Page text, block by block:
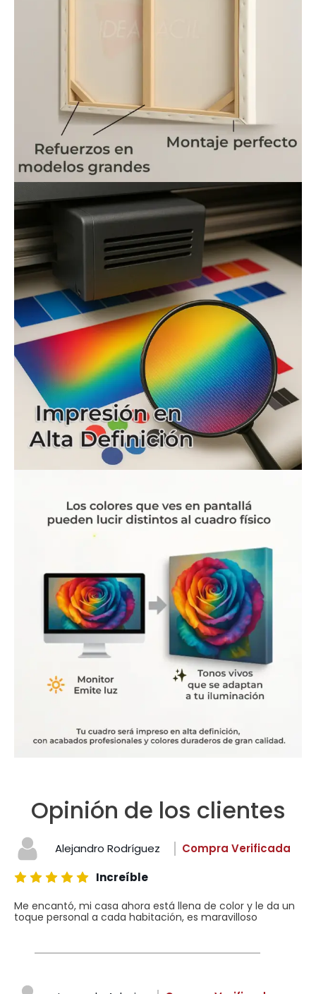
Opinión de los clientes
Alejandro Rodríguez
Compra Verificada
Increíble
Me encantó, mi casa ahora está llena de color y le da un
toque personal a cada habitación, es maravilloso